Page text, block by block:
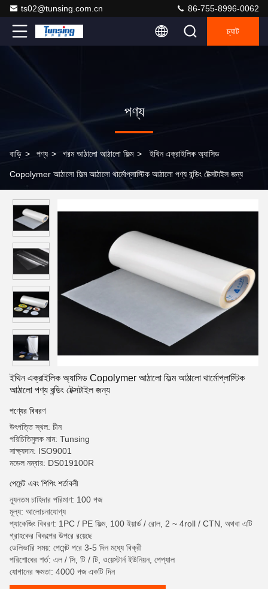
ts02@tunsing.com.cn 86-755-8996-0062
চ্যাট
পণ্য
বাড়ি > পণ্য > গরম আঠালো আঠালো ফিল্ম > ইথিন এক্রাইলিক অ্যাসিড
Copolymer আঠালো ফিল্ম আঠালো থার্মোপ্লাস্টিক আঠালো পণ্য বন্ডিং টেক্সটাইল জন্য
ইথিন এক্রাইলিক অ্যাসিড Copolymer আঠালো ফিল্ম আঠালো থার্মোপ্লাস্টিক
আঠালো পণ্য বন্ডিং টেক্সটাইল জন্য
পণ্যের বিবরণ
উৎপত্তি স্থল: চীন
পরিচিতিমুলক নাম: Tunsing
সাক্ষ্যদান: ISO9001
মডেল নম্বার: DS019100R
পেমেন্ট এবং শিপিং শর্তাবলী
ন্যূনতম চাহিদার পরিমাণ: 100 গজ
মূল্য: আলোচনাযোগ্য
প্যাকেজিং বিবরণ: 1PC / PE ফিল্ম, 100 ইয়ার্ড / রোল, 2 ~ 4roll / CTN, অথবা এটি
গ্রাহকের বিকল্পের উপরে রয়েছে
ডেলিভারি সময়: পেমেন্ট পরে 3-5 দিন মধ্যে বিক্রী
পরিশোধের শর্ত: এল / সি, টি / টি, ওয়েস্টার্ন ইউনিয়ন, পেপ্যাল
যোগানের ক্ষমতা: 4000 গজ একটি দিন